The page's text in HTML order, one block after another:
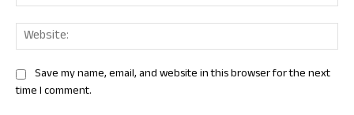
Save my name, email, and website in this browser for the next
time I comment.